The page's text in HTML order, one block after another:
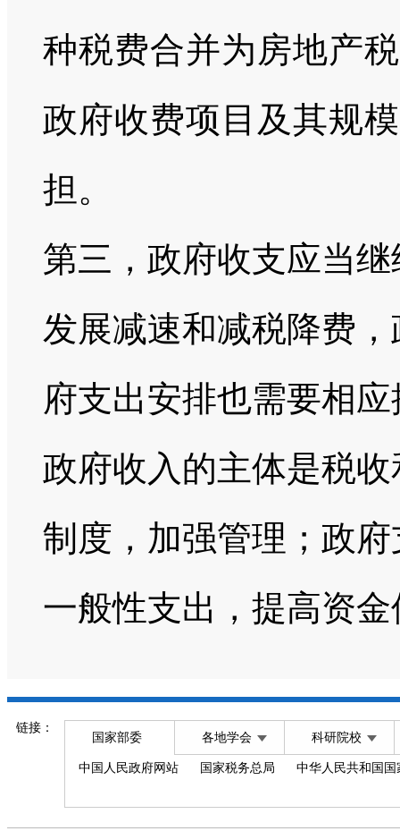
种税费合并为房地产
政府收费项目及其规
担。
第三，政府收支应当
发展减速和减税降费
府支出安排也需要相
政府收入的主体是税
制度，加强管理；政
一般性支出，提高资
链接：
国家部委 各地学会 科研院校
中国人民政府网站 国家税务总局 中华人民共和国